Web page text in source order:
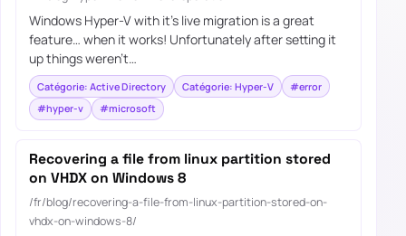
Windows Hyper-V with it’s live migration is a great
feature… when it works! Unfortunately after setting it
up things weren’t…
Catégorie: Active Directory Catégorie: Hyper-V
#error
#hyper-v
#microsoft
Recovering a file from linux partition stored
on VHDX on Windows 8
/fr/blog/recovering-a-file-from-linux-partition-stored-on-
vhdx-on-windows-8/